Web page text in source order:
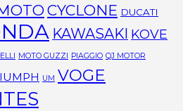
CYCLONE DUCATI
KAWASAKI KOVE
MOTO GUZZI PIAGGIO QJ MOTOR
UM VOGE